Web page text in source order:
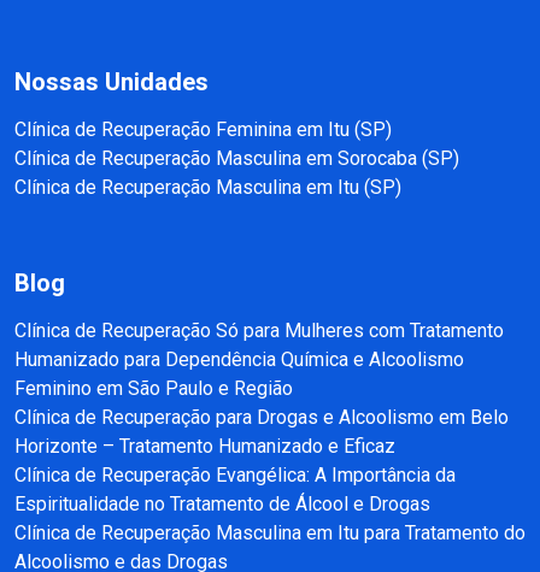
Nossas Unidades
Clínica de Recuperação Feminina em Itu (SP)
Clínica de Recuperação Masculina em Sorocaba (SP)
Clínica de Recuperação Masculina em Itu (SP)
Blog
Clínica de Recuperação Só para Mulheres com Tratamento
Humanizado para Dependência Química e Alcoolismo
Feminino em São Paulo e Região
Clínica de Recuperação para Drogas e Alcoolismo em Belo
Horizonte – Tratamento Humanizado e Eficaz
Clínica de Recuperação Evangélica: A Importância da
Espiritualidade no Tratamento de Álcool e Drogas
Clínica de Recuperação Masculina em Itu para Tratamento do
Alcoolismo e das Drogas